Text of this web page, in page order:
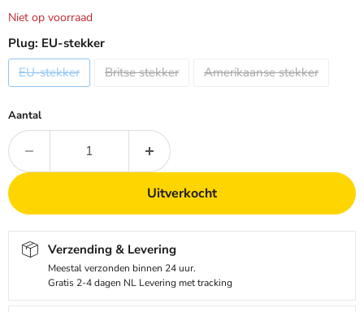
Niet op voorraad
Plug: EU-stekker
EU-stekker
Britse stekker Amerikaanse stekker
Aantal
Uitverkocht
Verzending & Levering
Meestal verzonden binnen 24 uur.
Gratis 2-4 dagen NL Levering met tracking